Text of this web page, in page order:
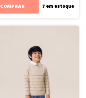
COMPRAR 7 em estoque